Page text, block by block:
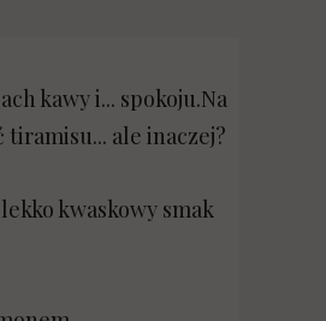
kawy i... spokoju.Na
tiramisu... ale inaczej?
kwaskowy smak